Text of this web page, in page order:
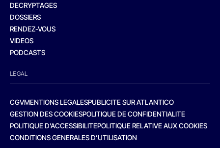
DECRYPTAGES
DOSSIERS
RENDEZ-VOUS
VIDEOS
PODCASTS
LEGAL
CGVMENTIONS LEGALESPUBLICITE SUR ATLANTICO
GESTION DES COOKIESPOLITIQUE DE CONFIDENTIALITE
POLITIQUE D’ACCESSIBILITEPOLITIQUE RELATIVE AUX COOKIES
CONDITIONS GENERALES D’UTILISATION